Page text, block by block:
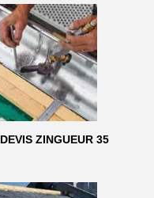
DEVIS ZINGUEUR 35